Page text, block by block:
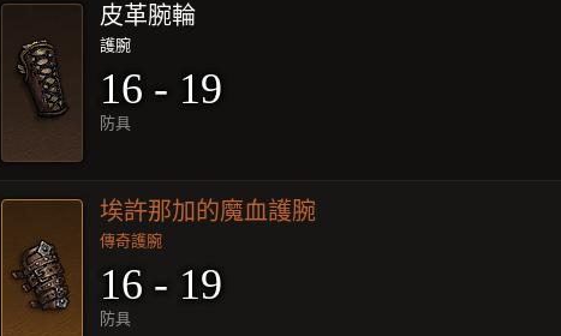
皮革腕輪
護腕
16 - 19
防具
埃許那加的魔血護腕
傳奇護腕
16 - 19
防具